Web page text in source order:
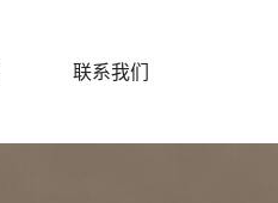
联系我们